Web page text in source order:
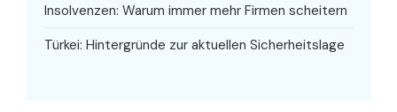
Insolvenzen: Warum immer mehr Firmen scheitern
Türkei: Hintergründe zur aktuellen Sicherheitslage